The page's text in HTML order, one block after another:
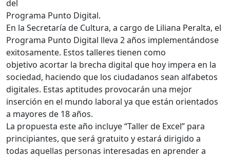
del
Programa Punto Digital.
En la Secretaría de Cultura, a cargo de Liliana Peralta, el
Programa Punto Digital lleva 2 años implementándose
exitosamente. Estos talleres tienen como
objetivo acortar la brecha digital que hoy impera en la
sociedad, haciendo que los ciudadanos sean alfabetos
digitales. Estas aptitudes provocarán una mejor
inserción en el mundo laboral ya que están orientados
a mayores de 18 años.
La propuesta este año incluye “Taller de Excel” para
principiantes, que será gratuito y estará dirigido a
todas aquellas personas interesadas en aprender a